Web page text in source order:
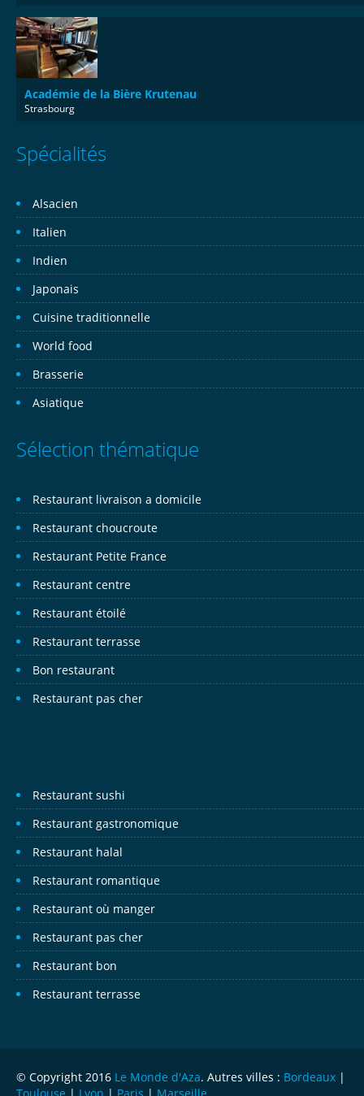
Académie de la Bière Krutenau
Strasbourg
Spécialités
Alsacien
Italien
Indien
Japonais
Cuisine traditionnelle
World food
Brasserie
Asiatique
Sélection thématique
Restaurant livraison a domicile
Restaurant choucroute
Restaurant Petite France
Restaurant centre
Restaurant étoilé
Restaurant terrasse
Bon restaurant
Restaurant pas cher
Restaurant sushi
Restaurant gastronomique
Restaurant halal
Restaurant romantique
Restaurant où manger
Restaurant pas cher
Restaurant bon
Restaurant terrasse
© Copyright 2016 Le Monde d'Aza. Autres villes : Bordeaux |